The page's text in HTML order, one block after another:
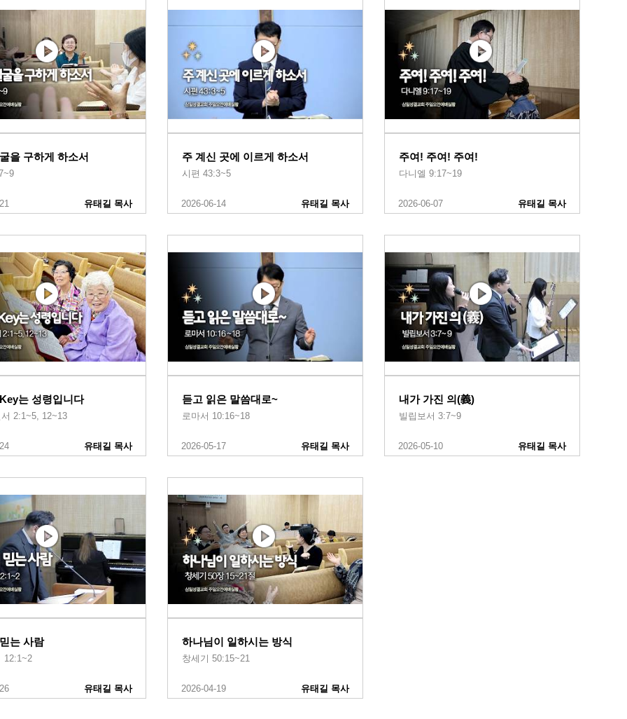
을 구하게 하소서
유태길 목사
주 계신 곳에 이르게 하소서
시편 43:3~5
2026-06-14 유태길 목사
주여! 주여! 주여!
다니엘 9:17~19
2026-06-07 유태길 목사
는 성령입니다
2:1~5, 12~13
유태길 목사
듣고 읽은 말씀대로~
로마서 10:16~18
2026-05-17 유태길 목사
내가 가진 의(義)
빌립보서 3:7~9
2026-05-10 유태길 목사
는 사람
12:1~2
유태길 목사
하나님이 일하시는 방식
창세기 50:15~21
2026-04-19 유태길 목사